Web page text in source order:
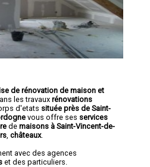
de rénovation de maison et
les travaux rénovations
d'etats située près de Saint-
vous offre ses services
de maisons à Saint-Vincent-de-
châteaux.
avec des agences
et des particuliers.